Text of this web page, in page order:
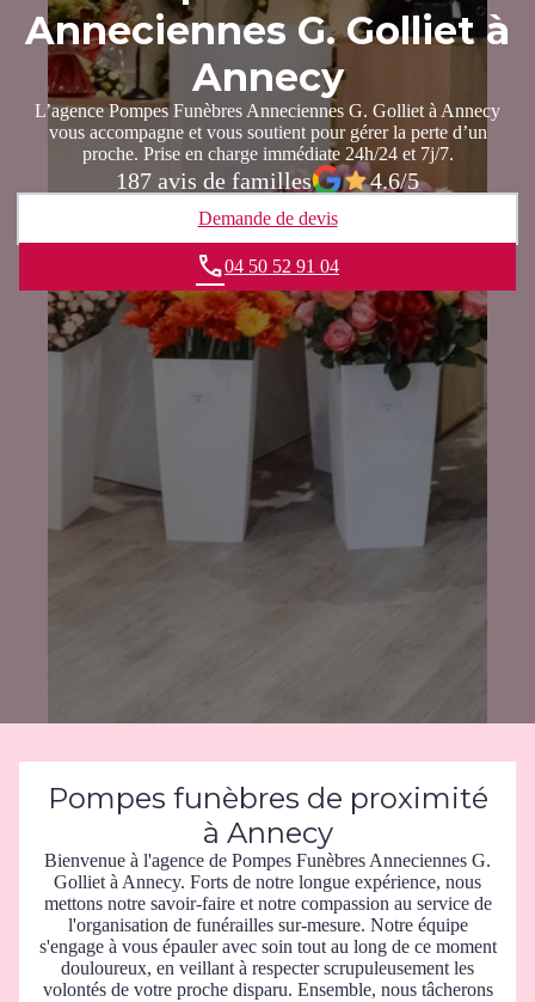
Anneciennes G. Golliet à
Annecy
L’agence Pompes Funèbres Anneciennes G. Golliet à Annecy
vous accompagne et vous soutient pour gérer la perte d’un
proche. Prise en charge immédiate 24h/24 et 7j/7.
187 avis de familles 4.6/5
Demande de devis
04 50 52 91 04
Pompes funèbres de proximité
à Annecy
Bienvenue à l'agence de Pompes Funèbres Anneciennes G.
Golliet à Annecy. Forts de notre longue expérience, nous
mettons notre savoir-faire et notre compassion au service de
l'organisation de funérailles sur-mesure. Notre équipe
s'engage à vous épauler avec soin tout au long de ce moment
douloureux, en veillant à respecter scrupuleusement les
volontés de votre proche disparu. Ensemble, nous tâcherons